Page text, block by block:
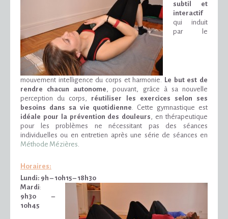
subtil et
interactif
qui induit
par le
mouvement intelligence du corps et harmonie. Le but est de
rendre chacun autonome, pouvant, grâce à sa nouvelle
perception du corps, réutiliser les exercices selon ses
besoins dans sa vie quotidienne. Cette gymnastique est
idéale pour la prévention des douleurs, en thérapeutique
pour les problèmes ne nécessitant pas des séances
individuelles ou en entretien après une série de séances en
Méthode Mézières.
Horaires:
Lundi: 9h – 10h15 – 18h30
Mardi:
9h30 –
10h45